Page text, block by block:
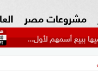
مشروعات مصر
لأول...